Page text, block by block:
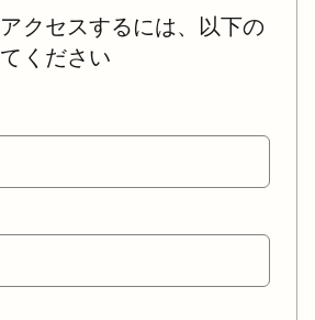
クセスするには、以下の
ください